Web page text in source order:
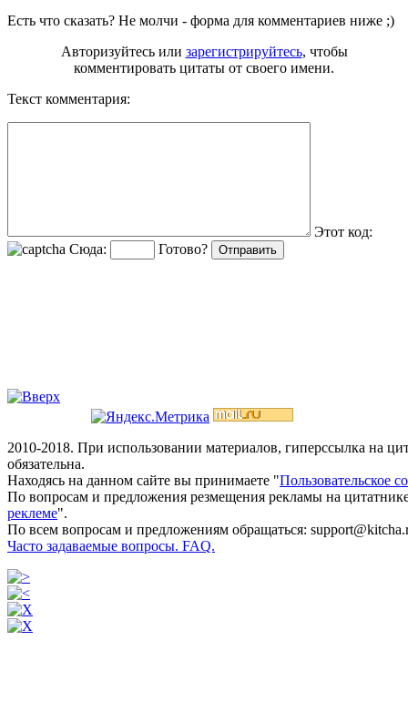
Есть что сказать? Не молчи - форма для комментариев ниже ;)
Авторизуйтесь или зарегистрируйтесь, чтобы
комментировать цитаты от своего имени.
Текст комментария:
Этот код:
Сюда:
Готово?
2010-2018. При использовании материалов, гиперссылка на
обязательна.
Находясь на данном сайте вы принимаете "Пользовательское
По вопросам и предложения резмещения рекламы на
реклеме".
По всем вопросам и предложениям обращаться:
Часто задаваемые вопросы. FAQ.